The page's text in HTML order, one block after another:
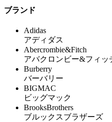
ブランド
Adidas
アディダス
Abercrombie&Fitch
アバクロンビー&フィッ
Burberry
バーバリー
BIGMAC
ビッグマック
BrooksBrothers
ブルックスブラザーズ